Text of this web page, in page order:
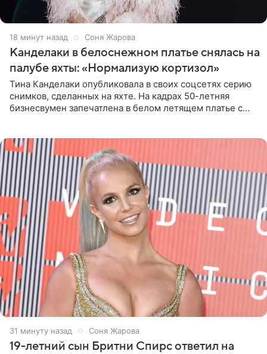
19 минут назад Соня Жарова
Канделаки в белоснежном платье снялась на
палубе яхты: «Нормализую кортизол»
Тина Канделаки опубликовала в своих соцсетях серию
снимков, сделанных на яхте. На кадрах 50-летняя
бизнесвумен запечатлена в белом летящем платье с
32 минуты назад Соня Жарова
19-летний сын Бритни Спирс ответил на